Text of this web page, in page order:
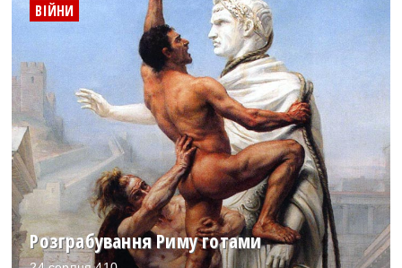
ВІЙНИ
Розграбування Риму готами